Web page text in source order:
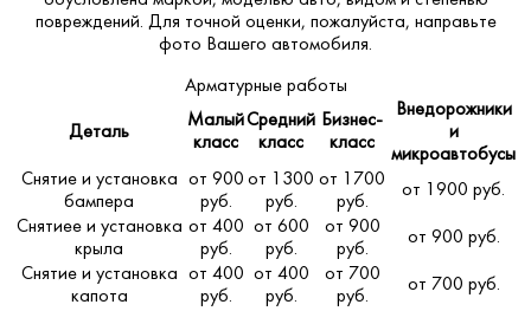
повреждений. Для точной оценки, пожалуйста, направьте
фото Вашего автомобиля.
Арматурные работы
Деталь
Малый
класс
Средний
класс
Бизнес-
класс
Внедорожники
и
микроавтобусы
Снятие и установка
бампера
от 900
руб.
от 1300
руб.
от 1700
руб.
от 1900 руб.
Снятиее и установка
крыла
от 400
руб.
от 600
руб.
от 900
руб.
от 900 руб.
Снятие и установка
капота
от 400
руб.
от 400
руб.
от 700
руб.
от 700 руб.